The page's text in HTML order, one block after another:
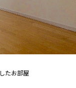
たお部屋